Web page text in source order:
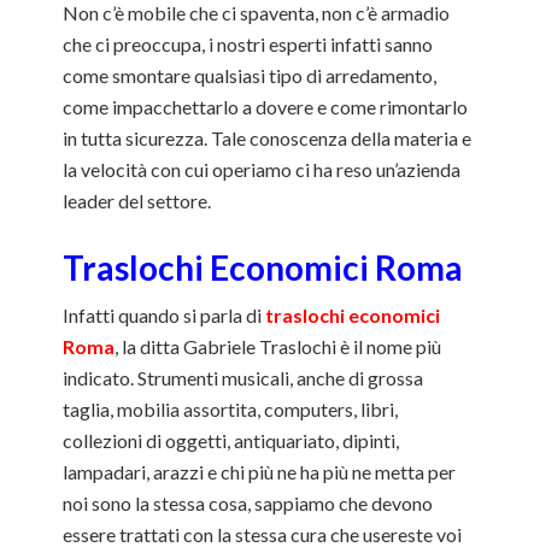
Non c’è mobile che ci spaventa, non c’è armadio
che ci preoccupa, i nostri esperti infatti sanno
come smontare qualsiasi tipo di arredamento,
come impacchettarlo a dovere e come rimontarlo
in tutta sicurezza. Tale conoscenza della materia e
la velocità con cui operiamo ci ha reso un’azienda
leader del settore.
Traslochi Economici Roma
Infatti quando si parla di traslochi economici
Roma, la ditta Gabriele Traslochi è il nome più
indicato. Strumenti musicali, anche di grossa
taglia, mobilia assortita, computers, libri,
collezioni di oggetti, antiquariato, dipinti,
lampadari, arazzi e chi più ne ha più ne metta per
noi sono la stessa cosa, sappiamo che devono
essere trattati con la stessa cura che usereste voi